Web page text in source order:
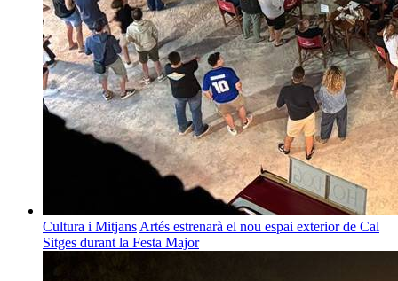
Cultura i Mitjans Artés estrenarà el nou espai exterior de Cal
Sitges durant la Festa Major